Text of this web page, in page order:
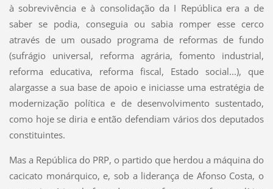
à sobrevivência e à consolidação da I República era a de
saber se podia, conseguia ou sabia romper esse cerco
através de um ousado programa de reformas de fundo
(sufrágio universal, reforma agrária, fomento industrial,
reforma educativa, reforma fiscal, Estado social...), que
alargasse a sua base de apoio e iniciasse uma estratégia de
modernização política e de desenvolvimento sustentado,
como hoje se diria e então defendiam vários dos deputados
constituintes.
Mas a República do PRP, o partido que herdou a máquina do
cacicato monárquico, e, sob a liderança de Afonso Costa, o